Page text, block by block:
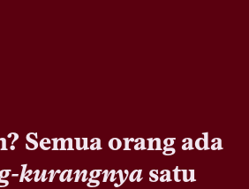
Semua orang ada
kurangnya satu